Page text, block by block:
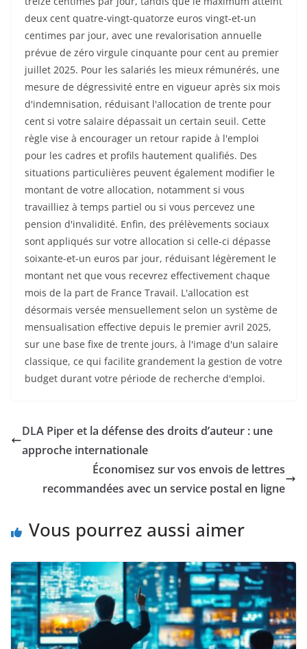
deux cent quatre-vingt-quatorze euros vingt-et-un
centimes par jour, avec une revalorisation annuelle
prévue de zéro virgule cinquante pour cent au premier
juillet 2025. Pour les salariés les mieux rémunérés, une
mesure de dégressivité entre en vigueur après six mois
d'indemnisation, réduisant l'allocation de trente pour
cent si votre salaire dépassait un certain seuil. Cette
règle vise à encourager un retour rapide à l'emploi
pour les cadres et profils hautement qualifiés. Des
situations particulières peuvent également modifier le
montant de votre allocation, notamment si vous
travailliez à temps partiel ou si vous percevez une
pension d'invalidité. Enfin, des prélèvements sociaux
sont appliqués sur votre allocation si celle-ci dépasse
soixante-et-un euros par jour, réduisant légèrement le
montant net que vous recevrez effectivement chaque
mois de la part de France Travail. L'allocation est
désormais versée mensuellement selon un système de
mensualisation effective depuis le premier avril 2025,
sur une base fixe de trente jours, à l'image d'un salaire
classique, ce qui facilite grandement la gestion de votre
budget durant votre période de recherche d'emploi.
DLA Piper et la défense des droits d’auteur : une
approche internationale
Économisez sur vos envois de lettres
recommandées avec un service postal en ligne
Vous pourrez aussi aimer